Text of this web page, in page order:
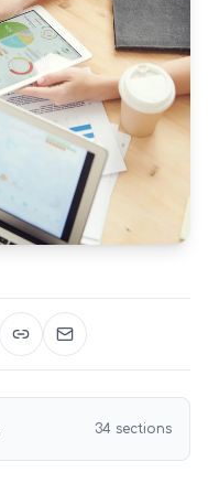
34 sections